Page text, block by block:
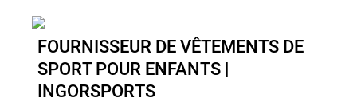
FOURNISSEUR DE VÊTEMENTS DE
SPORT POUR ENFANTS |
INGORSPORTS